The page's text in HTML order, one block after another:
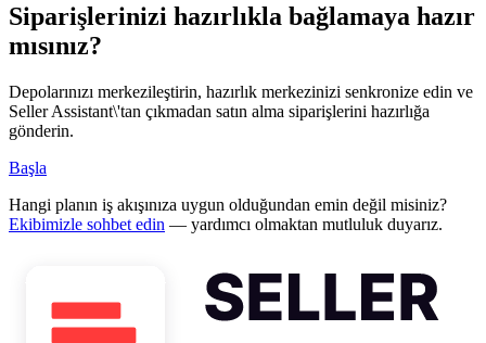
Siparişlerinizi hazırlıkla bağlamaya hazır
mısınız?
Depolarınızı merkezileştirin, hazırlık merkezinizi senkronize edin ve
Seller Assistant\'tan çıkmadan satın alma siparişlerini hazırlığa
gönderin.
Başla
Hangi planın iş akışınıza uygun olduğundan emin değil misiniz?
Ekibimizle sohbet edin — yardımcı olmaktan mutluluk duyarız.